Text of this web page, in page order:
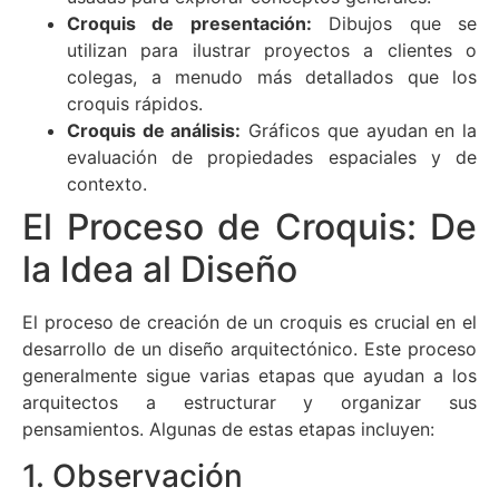
Croquis de presentación: Dibujos que se
utilizan para ilustrar proyectos a clientes o
colegas, a menudo más detallados que los
croquis rápidos.
Croquis de análisis: Gráficos que ayudan en la
evaluación de propiedades espaciales y de
contexto.
El Proceso de Croquis: De
la Idea al Diseño
El proceso de creación de un croquis es crucial en el
desarrollo de un diseño arquitectónico. Este proceso
generalmente sigue varias etapas que ayudan a los
arquitectos a estructurar y organizar sus
pensamientos. Algunas de estas etapas incluyen:
1. Observación